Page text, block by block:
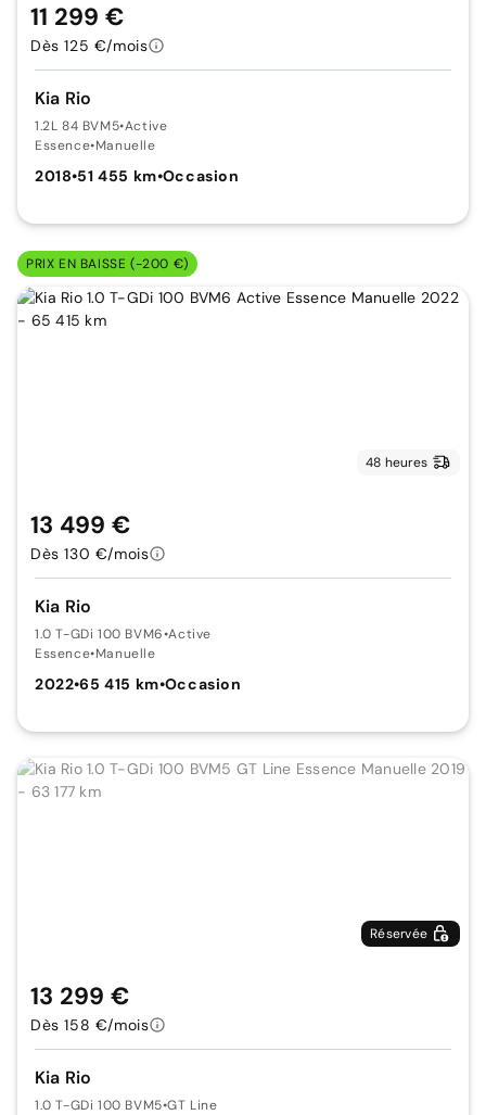
Kia Rio
1.2L 84 BVM5•Active
Essence•Manuelle
2018•51 455 km•Occasion
11 299 €
Dès 125 €/mois
PRIX EN BAISSE (-200 €)
48 heures
Kia Rio
1.0 T-GDi 100 BVM6•Active
Essence•Manuelle
2022•65 415 km•Occasion
13 499 €
Dès 130 €/mois
Réservée
Kia Rio
1.0 T-GDi 100 BVM5•GT Line
13 299 €
Dès 158 €/mois